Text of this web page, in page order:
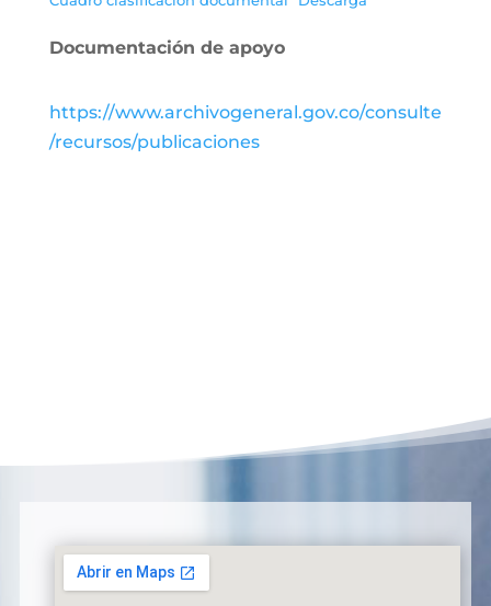
Documentación de apoyo
https://www.archivogeneral.gov.co/consulte
/recursos/publicaciones